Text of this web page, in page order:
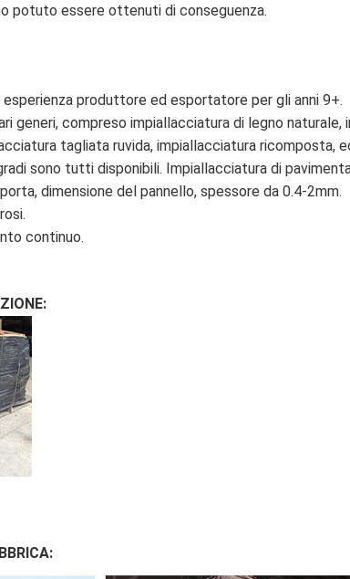
potuto essere ottenuti di conseguenza.
produttore ed esportatore per gli anni 9+.
generi, compreso impiallacciatura di legno naturale,
tagliata ruvida, impiallacciatura ricomposta,
sono tutti disponibili. Impiallacciatura di
dimensione del pannello, spessore da 0.4-2mm.
continuo.